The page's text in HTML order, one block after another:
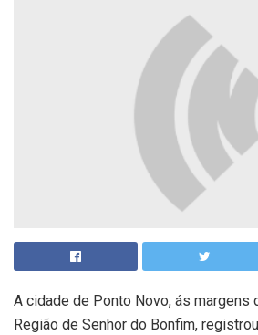
A cidade de Ponto Novo, ás margens
Região de Senhor do Bonfim,